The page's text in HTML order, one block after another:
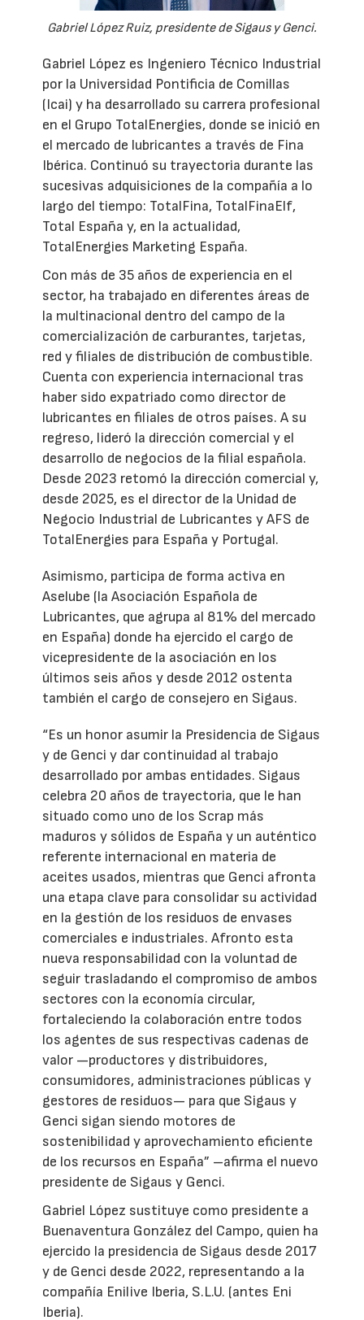
Gabriel López Ruiz, presidente de Sigaus y Genci.
Gabriel López es Ingeniero Técnico Industrial
por la Universidad Pontificia de Comillas
(Icai) y ha desarrollado su carrera profesional
en el Grupo TotalEnergies, donde se inició en
el mercado de lubricantes a través de Fina
Ibérica. Continuó su trayectoria durante las
sucesivas adquisiciones de la compañía a lo
largo del tiempo: TotalFina, TotalFinaElf,
Total España y, en la actualidad,
TotalEnergies Marketing España.
Con más de 35 años de experiencia en el
sector, ha trabajado en diferentes áreas de
la multinacional dentro del campo de la
comercialización de carburantes, tarjetas,
red y filiales de distribución de combustible.
Cuenta con experiencia internacional tras
haber sido expatriado como director de
lubricantes en filiales de otros países. A su
regreso, lideró la dirección comercial y el
desarrollo de negocios de la filial española.
Desde 2023 retomó la dirección comercial y,
desde 2025, es el director de la Unidad de
Negocio Industrial de Lubricantes y AFS de
TotalEnergies para España y Portugal.
Asimismo, participa de forma activa en
Aselube (la Asociación Española de
Lubricantes, que agrupa al 81% del mercado
en España) donde ha ejercido el cargo de
vicepresidente de la asociación en los
últimos seis años y desde 2012 ostenta
también el cargo de consejero en Sigaus.
“Es un honor asumir la Presidencia de Sigaus
y de Genci y dar continuidad al trabajo
desarrollado por ambas entidades. Sigaus
celebra 20 años de trayectoria, que le han
situado como uno de los Scrap más
maduros y sólidos de España y un auténtico
referente internacional en materia de
aceites usados, mientras que Genci afronta
una etapa clave para consolidar su actividad
en la gestión de los residuos de envases
comerciales e industriales. Afronto esta
nueva responsabilidad con la voluntad de
seguir trasladando el compromiso de ambos
sectores con la economía circular,
fortaleciendo la colaboración entre todos
los agentes de sus respectivas cadenas de
valor —productores y distribuidores,
consumidores, administraciones públicas y
gestores de residuos— para que Sigaus y
Genci sigan siendo motores de
sostenibilidad y aprovechamiento eficiente
de los recursos en España” –afirma el nuevo
presidente de Sigaus y Genci.
Gabriel López sustituye como presidente a
Buenaventura González del Campo, quien ha
ejercido la presidencia de Sigaus desde 2017
y de Genci desde 2022, representando a la
compañía Enilive Iberia, S.L.U. (antes Eni
Iberia).